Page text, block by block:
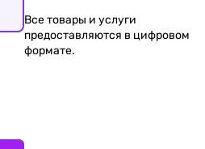
Все товары и услуги
предоставляются в цифровом
формате.